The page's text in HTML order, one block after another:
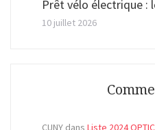
Prêt vélo électrique :
10 juillet 2026
CUNY dans Liste 2024